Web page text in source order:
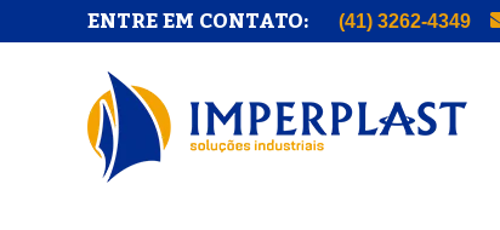
ENTRE EM CONTATO: (41) 3262-4349